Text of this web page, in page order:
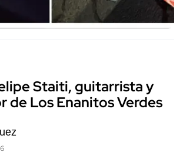
Staiti, guitarrista y
de Los Enanitos Verdes